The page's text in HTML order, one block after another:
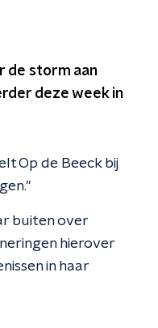
de storm aan
deze week in
Op de Beeck bij
buiten over
hierover
in haar